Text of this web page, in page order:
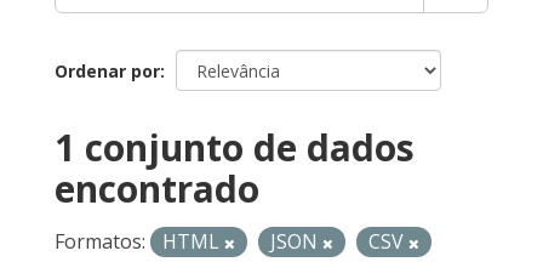
Ordenar por
1 conjunto de dados
encontrado
Formatos: HTML JSON
CSV